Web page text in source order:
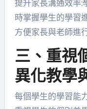
提升家長溝通效率:
時掌握學生的學習
方便家長與老師進
三、重視
異化教學
每個學生的學習能